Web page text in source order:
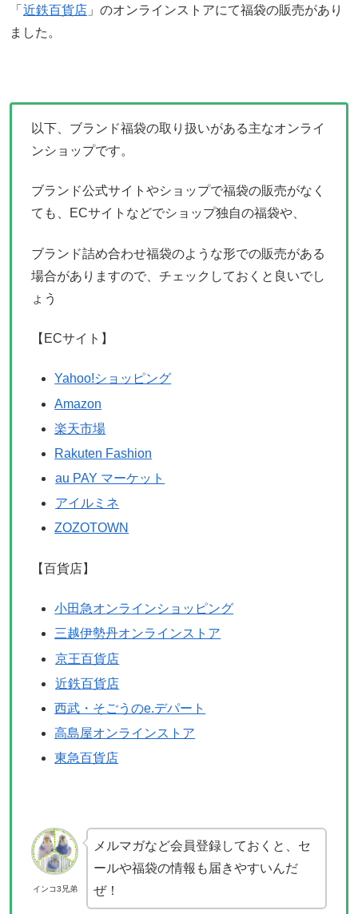
「 近鉄百貨店 」のオンラインストアにて福袋の販売があり
ました。
以下、ブランド福袋の取り扱いがある主なオンライ
ンショップです。
ブランド公式サイトやショップで福袋の販売がなく
ても、ECサイトなどでショップ独自の福袋や、
ブランド詰め合わせ福袋のような形での販売がある
場合がありますので、チェックしておくと良いでし
ょう
【ECサイト】
Yahoo!ショッピング
Amazon
楽天市場
Rakuten Fashion
au PAY マーケット
アイルミネ
ZOZOTOWN
【百貨店】
小田急オンラインショッピング
三越伊勢丹オンラインストア
京王百貨店
近鉄百貨店
西武・そごうのe.デパート
高島屋オンラインストア
東急百貨店
インコ3兄弟
メルマガなど会員登録しておくと、セ
ールや福袋の情報も届きやすいんだ
ぜ！